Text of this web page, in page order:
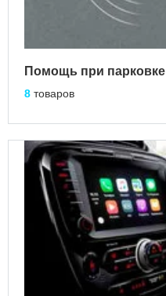
Помощь при парковке
8 товаров